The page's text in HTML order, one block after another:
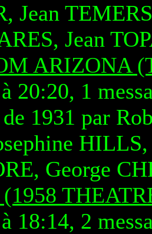
Jean
Jean
ARIZONA
20:20, 1
1931 par
George
18:14, 2